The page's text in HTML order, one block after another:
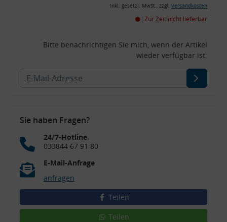
inkl. gesetzl. MwSt., zzgl. Versandkosten
Zur Zeit nicht lieferbar
Bitte benachrichtigen Sie mich, wenn der Artikel
wieder verfügbar ist:
Sie haben Fragen?
24/7-Hotline
033844 67 91 80
E-Mail-Anfrage
anfragen
Teilen
Teilen